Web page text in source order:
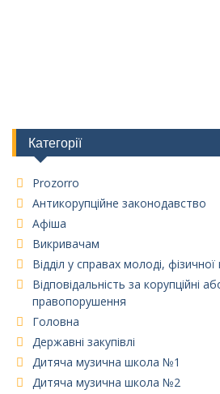
Категорії
Prozorro
Антикорупційне законодавство
Афіша
Викривачам
Відділ у справах молоді,
Відповідальність за корупційні
правопорушення
Головна
Державні закупівлі
Дитяча музична школа №1
Дитяча музична школа №2